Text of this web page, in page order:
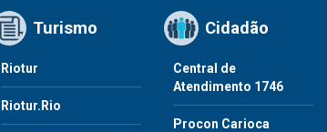
Turismo
Riotur
Riotur.Rio
Cidadão
Central de
Atendimento 1746
Procon Carioca